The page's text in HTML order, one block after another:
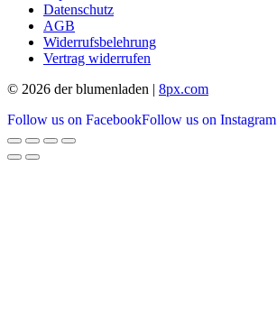
Datenschutz
AGB
Widerrufsbelehrung
Vertrag widerrufen
© 2026 der blumenladen | 8px.com
Follow us on FacebookFollow us on Instagram